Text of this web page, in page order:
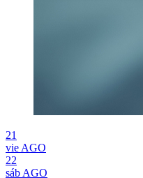
21
vie AGO
22
sáb AGO